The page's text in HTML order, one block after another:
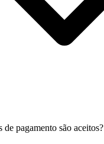
de pagamento são aceitos?